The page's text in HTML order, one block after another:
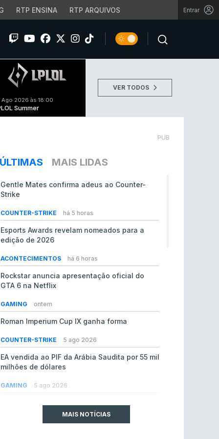
RTP ENSINA RTP ARQUIVOS Entrar
Ago 2026 às 18:00
Summer
VER TODOS
PUB
ÚLTIMAS MAIS LIDAS
Gentle Mates confirma adeus ao Counter-
Strike
COUNTER-STRIKE há 5 horas
Esports Awards revelam nomeados para a
edição de 2026
ACONTECIMENTOS há 6 horas
Rockstar anuncia apresentação oficial do
GTA 6 na Netflix
GAMING ontem
Roman Imperium Cup IX ganha forma
COUNTER-STRIKE 5 ago 2026
EA vendida ao PIF da Arábia Saudita por 55 mil
milhões de dólares
GAMING 5 ago 2026
MAIS NOTÍCIAS